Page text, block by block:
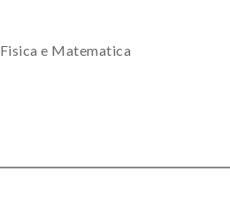
Fisica e Matematica